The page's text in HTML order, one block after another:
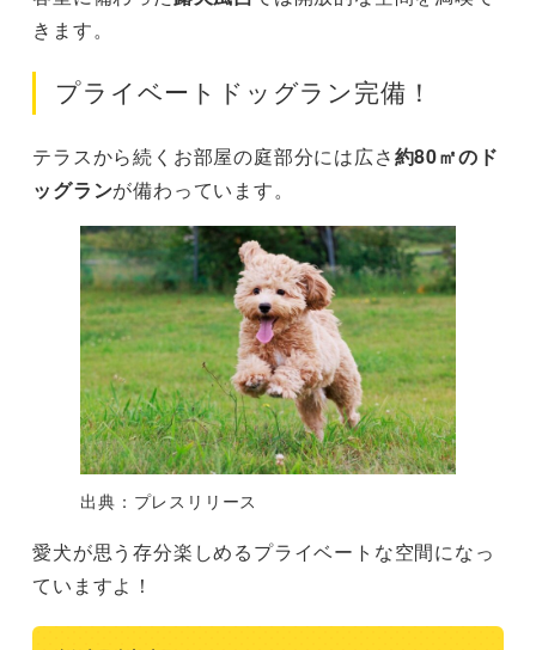
きます。
プライベートドッグラン完備！
テラスから続くお部屋の庭部分には広さ約80㎡のド
ッグランが備わっています。
出典：プレスリリース
愛犬が思う存分楽しめるプライベートな空間になっ
ていますよ！